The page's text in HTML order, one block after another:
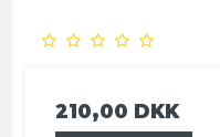
210,00 DKK